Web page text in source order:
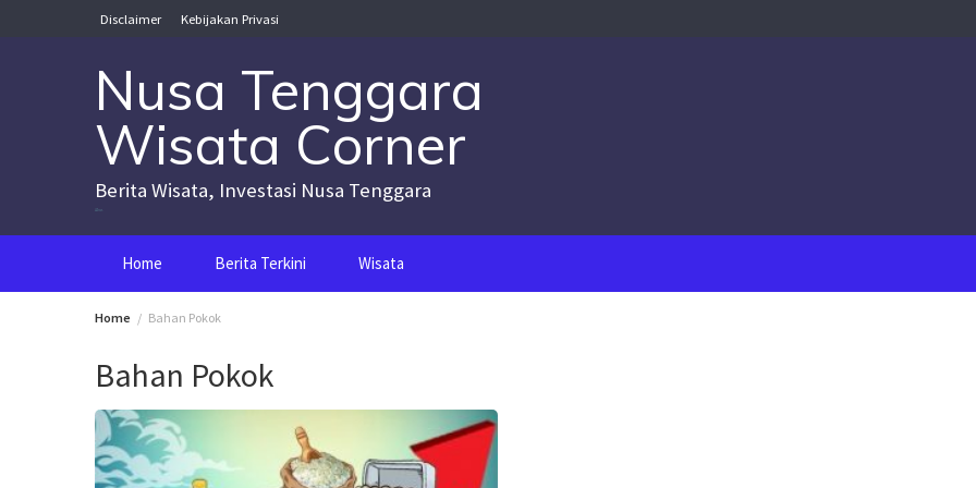
Disclaimer Kebijakan Privasi
Nusa Tenggara
Wisata Corner
Berita Wisata, Investasi Nusa Tenggara
Home Berita Terkini Wisata
Home Bahan Pokok
Bahan Pokok